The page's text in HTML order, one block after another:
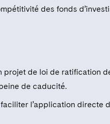
des fonds
projet de loi de ratification
de caducité.
l’application directe